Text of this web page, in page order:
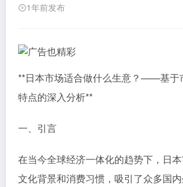
1年前发布
**日本市场适合做什么生意？——基于
特点的深入分析**
一、引言
在当今全球经济一体化的趋势下，日
文化背景和消费习惯，吸引了众多国内